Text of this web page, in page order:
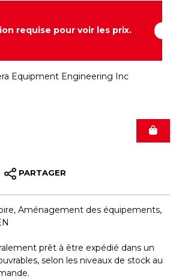
requise pour voir les prix.
Equipment Engineering Inc
PARTAGER
, Aménagement des équipements,
prêt à être expédié dans un
selon les niveaux de stock au